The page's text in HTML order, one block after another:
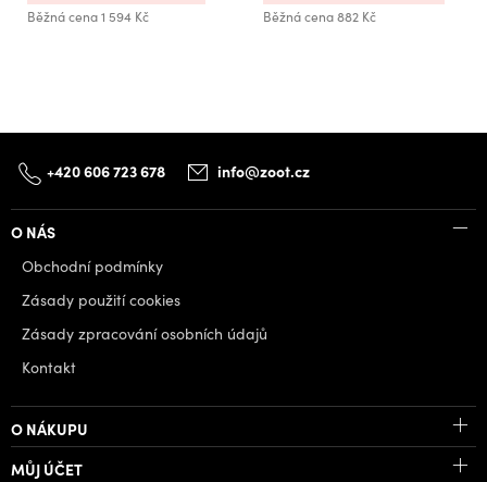
Běžná cena1 594 Kč Běžná cena882 Kč
+420 606 723 678 info@zoot.cz
O NÁS
Obchodní podmínky
Zásady použití cookies
Zásady zpracování osobních údajů
Kontakt
O NÁKUPU
MŮJ ÚČET